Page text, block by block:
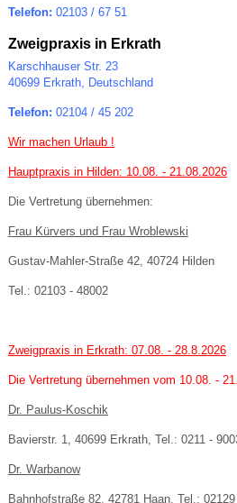
Telefon: 02103 / 67 51
Zweigpraxis in Erkrath
Karschhauser Str. 23
40699 Erkrath, Deutschland
Telefon: 02104 / 45 202
Wir machen Urlaub !
Hauptpraxis in Hilden: 10.08. - 21.08.2026
Die Vertretung übernehmen:
Frau Kürvers und Frau Wroblewski
Gustav-Mahler-Straße 42, 40724 Hilden
Tel.: 02103 - 48002
Zweigpraxis in Erkrath: 07.08. - 28.8.2026
Die Vertretung übernehmen vom 10.08. -
Dr. Paulus-Koschik
Bavierstr. 1, 40699 Erkrath, Tel.: 0211 -
Dr. Warbanow
Bahnhofstraße 82, 42781 Haan, Tel.: